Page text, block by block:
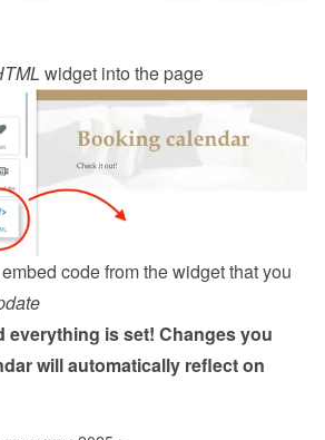
widget into the page
code from the widget that you
everything is set! Changes you
will automatically reflect on